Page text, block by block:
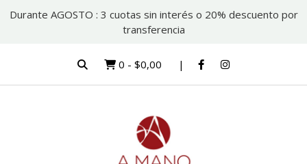
Durante AGOSTO : 3 cuotas sin interés o 20% descuento por
transferencia
0 - $0,00